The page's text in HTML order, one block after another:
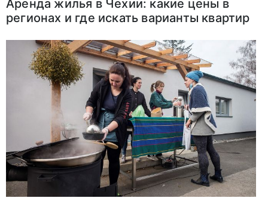
Аренда жилья в Чехии: какие цены в
регионах и где искать варианты квартир